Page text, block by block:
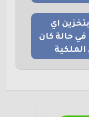
بتخزين اي
في حالة كان